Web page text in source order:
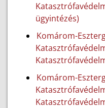
ügyintézés)
Komárom-
Komárom-